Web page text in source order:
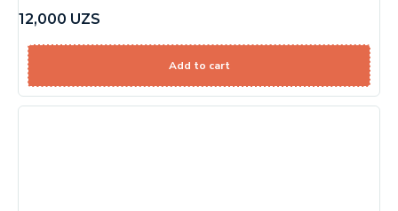
12,000 UZS
Add to cart